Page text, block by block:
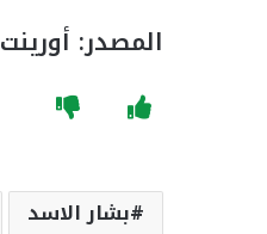
المصدر: أورينت
بشار الاسد